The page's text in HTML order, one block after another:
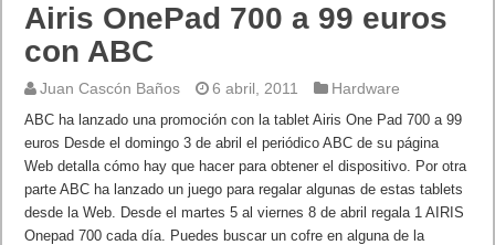
Airis OnePad 700 a 99 euros
con ABC
Juan Cascón Baños 6 abril, 2011 Hardware
ABC ha lanzado una promoción con la tablet Airis One Pad 700 a 99
euros Desde el domingo 3 de abril el periódico ABC de su página
Web detalla cómo hay que hacer para obtener el dispositivo. Por otra
parte ABC ha lanzado un juego para regalar algunas de estas tablets
desde la Web. Desde el martes 5 al viernes 8 de abril regala 1 AIRIS
Onepad 700 cada día. Puedes buscar un cofre en alguna de la